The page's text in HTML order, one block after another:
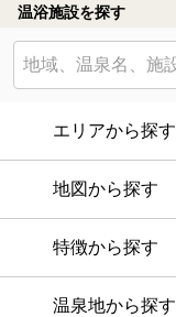
温浴施設を探す
エリアから探す
地図から探す
特徴から探す
温泉地から探す